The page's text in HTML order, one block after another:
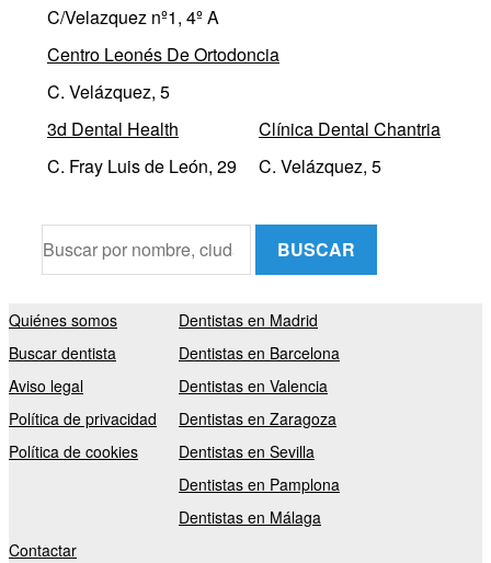
C/Velazquez nº1, 4º A
Centro Leonés De Ortodoncia
C. Velázquez, 5
3d Dental Health
C. Fray Luis de León, 29
Clínica Dental Chantria
C. Velázquez, 5
BUSCAR
Quiénes somos
Buscar dentista
Aviso legal
Política de privacidad
Política de cookies
Dentistas en Madrid
Dentistas en Barcelona
Dentistas en Valencia
Dentistas en Zaragoza
Dentistas en Sevilla
Dentistas en Pamplona
Dentistas en Málaga
Contactar